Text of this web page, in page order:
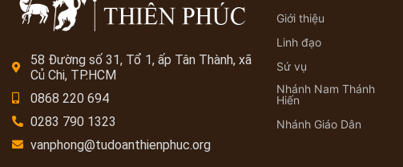
58 Đường số 31, Tổ 1, ấp Tân Thành, xã
Củ Chi, TP.HCM
0868 220 694
0283 790 1323
vanphong@tudoanthienphuc.org
Giới thiệu
Linh đạo
Sứ vụ
Nhánh Nam Thánh
Hiến
Nhánh Giáo Dân